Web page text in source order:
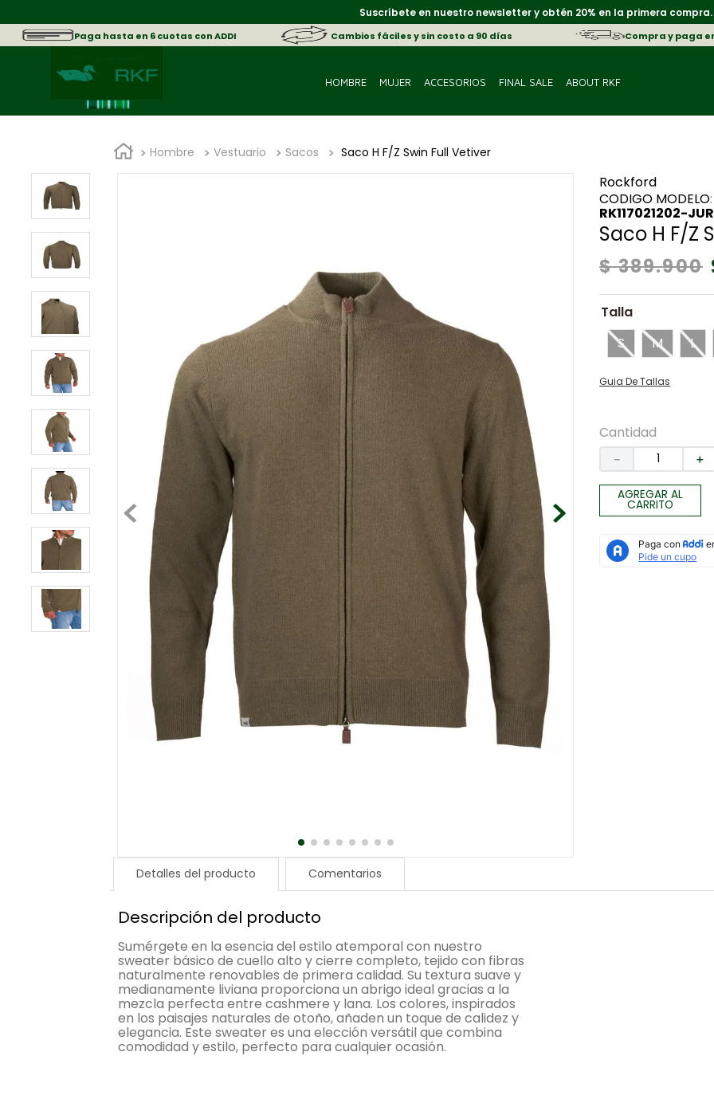
Suscríbete en nuestro newsletter y obtén 20% en la primera compra.
Paga hasta en 6 cuotas con ADDI Cambios fáciles y sin costo a 90 días Compra y paga
HOMBRE MUJER ACCESORIOS FINAL SALE ABOUT RKF
Hombre Vestuario Sacos Saco H F/Z Swin Full Vetiver
Rockford
:
RK117021202-JUR
Saco H F/Z
$ 389.900
Talla
S
M L
Guia De Tallas
Cantidad
＋
－
AGREGAR AL
CARRITO
Detalles del producto Comentarios
Descripción del producto
Sumérgete en la esencia del estilo atemporal con nuestro
sweater básico de cuello alto y cierre completo, tejido con fibras
naturalmente renovables de primera calidad. Su textura suave y
medianamente liviana proporciona un abrigo ideal gracias a la
mezcla perfecta entre cashmere y lana. Los colores, inspirados
en los paisajes naturales de otoño, añaden un toque de calidez y
elegancia. Este sweater es una elección versátil que combina
comodidad y estilo, perfecto para cualquier ocasión.